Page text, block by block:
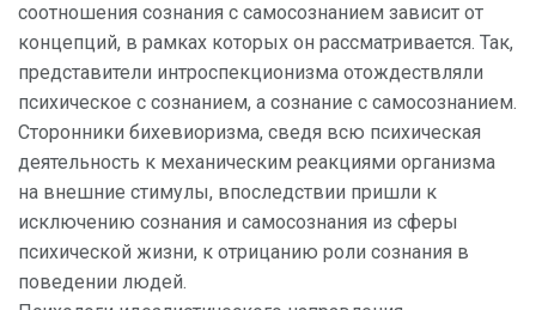
соотношения сознания с самосознанием зависит от
концепций, в рамках которых он рассматривается. Так,
представители интроспекционизма отождествляли
психическое с сознанием, а сознание с самосознанием.
Сторонники бихевиоризма, сведя всю психическая
деятельность к механическим реакциями организма
на внешние стимулы, впоследствии пришли к
исключению сознания и самосознания из сферы
психической жизни, к отрицанию роли сознания в
поведении людей.